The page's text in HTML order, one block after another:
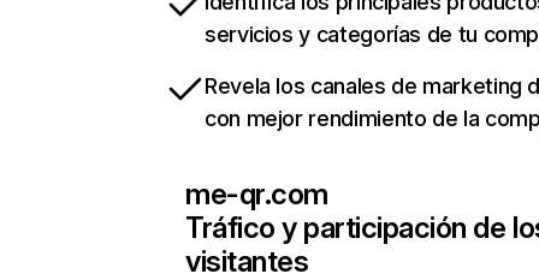
servicios y categorías de tu
Revela los canales de marketing
con mejor rendimiento de la
me-qr.com
Tráfico y participación de
visitantes